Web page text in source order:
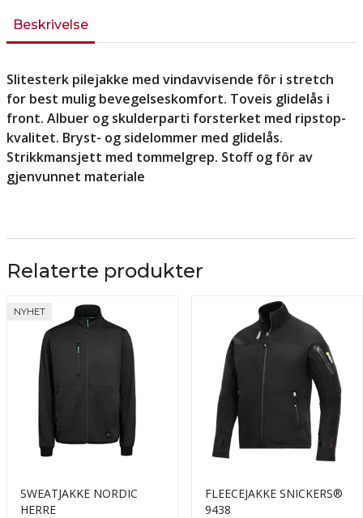
Beskrivelse
Slitesterk pilejakke med vindavvisende fôr i stretch
for best mulig bevegelseskomfort. Toveis glidelås i
front. Albuer og skulderparti forsterket med ripstop-
kvalitet. Bryst- og sidelommer med glidelås.
Strikkmansjett med tommelgrep. Stoff og fôr av
gjenvunnet materiale
Relaterte produkter
NYHET
SWEATJAKKE NORDIC
HERRE
FLEECEJAKKE SNICKERS®
9438